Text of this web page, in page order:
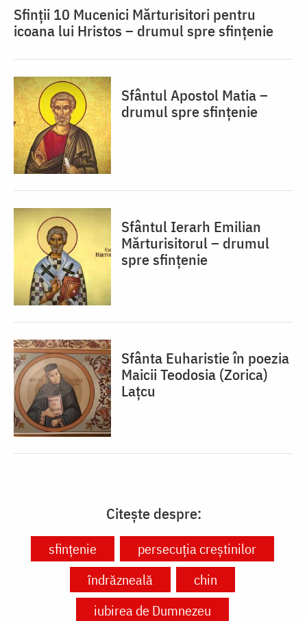
Sfinții 10 Mucenici Mărturisitori pentru
icoana lui Hristos – drumul spre sfințenie
Sfântul Apostol Matia –
drumul spre sfințenie
Sfântul Ierarh Emilian
Mărturisitorul – drumul
spre sfințenie
Sfânta Euharistie în poezia
Maicii Teodosia (Zorica)
Lațcu
Citește despre:
sfințenie
persecuția creștinilor
îndrăzneală
chin
iubirea de Dumnezeu